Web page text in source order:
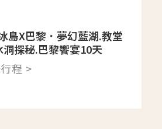
島X巴黎．夢幻藍湖.教堂
洞探秘.巴黎饗宴10天
程 >